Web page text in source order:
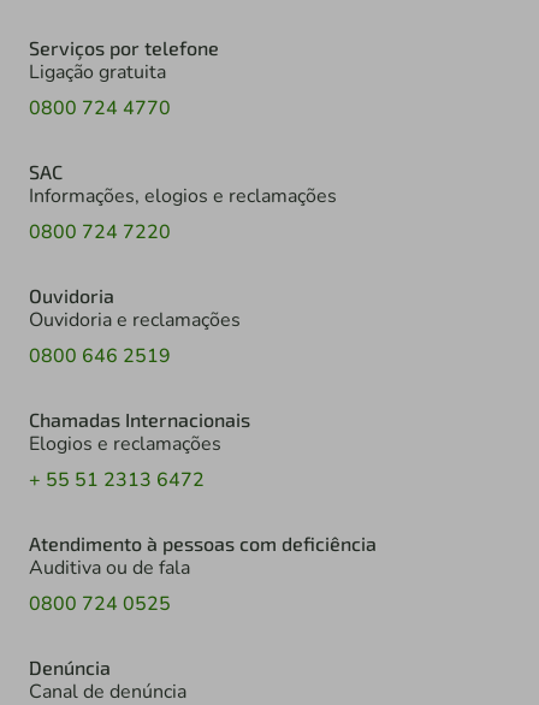
Serviços por telefone
Ligação gratuita
0800 724 4770
SAC
Informações, elogios e reclamações
0800 724 7220
Ouvidoria
Ouvidoria e reclamações
0800 646 2519
Chamadas Internacionais
Elogios e reclamações
+ 55 51 2313 6472
Atendimento à pessoas com deficiência
Auditiva ou de fala
0800 724 0525
Denúncia
Canal de denúncia